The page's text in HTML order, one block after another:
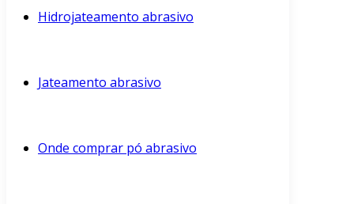
Hidrojateamento abrasivo
Jateamento abrasivo
Onde comprar pó abrasivo